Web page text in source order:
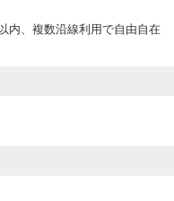
内、複数沿線利用で自由自在